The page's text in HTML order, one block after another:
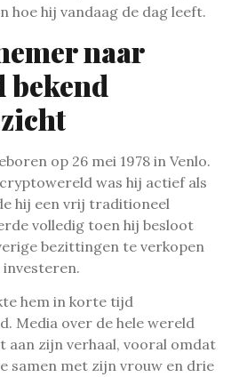
hoe hij vandaag de dag leeft.
naar
op 26 mei 1978 in Venlo.
was hij actief als
hij een vrij traditioneel
volledig toen hij besloot
bezittingen te verkopen
hem in korte tijd
Media over de hele wereld
aan zijn verhaal, vooral omdat
samen met zijn vrouw en drie